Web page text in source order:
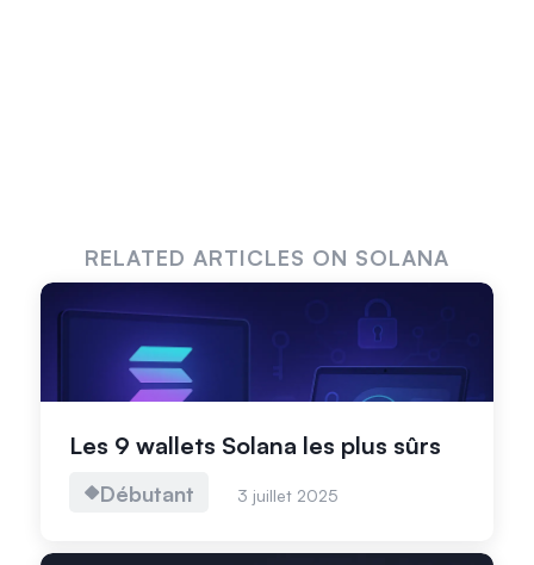
RELATED ARTICLES ON SOLANA
Les 9 wallets Solana les plus sûrs
Débutant 3 juillet 2025